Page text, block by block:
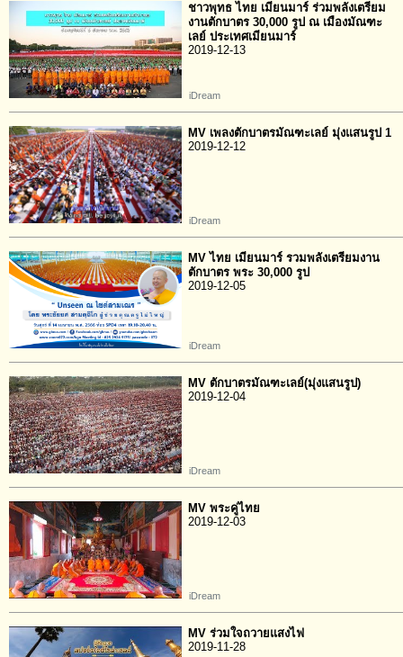
ชาวพุทธ ไทย เมียนมาร์ ร่วมพลังเตรียม
งานตักบาตร 30,000 รูป ณ เมืองมัณฑะ
เลย์ ประเทศเมียนมาร์
2019-12-13
iDream
MV เพลงตักบาตรมัณฑะเลย์ มุ่งแสนรูป 1
2019-12-12
iDream
MV ไทย เมียนมาร์ รวมพลังเตรียมงาน
ตักบาตร พระ 30,000 รูป
2019-12-05
iDream
MV ตักบาตรมัณฑะเลย์(มุ่งแสนรูป)
2019-12-04
iDream
MV พระคู่ไทย
2019-12-03
iDream
MV ร่วมใจถวายแสงไฟ
2019-11-28